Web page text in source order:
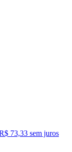
73,33 sem juros